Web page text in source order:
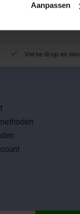
Aanpassen
Verse drop en